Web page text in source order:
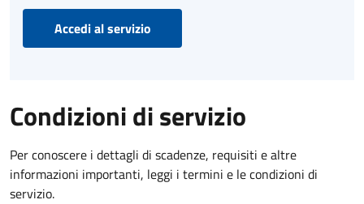
Accedi al servizio
Condizioni di servizio
Per conoscere i dettagli di scadenze, requisiti e altre
informazioni importanti, leggi i termini e le condizioni di
servizio.